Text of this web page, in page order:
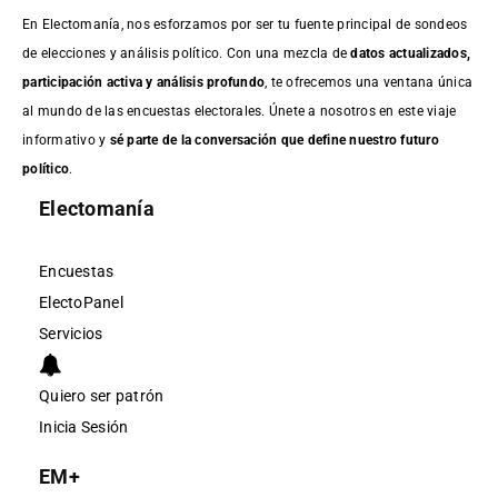
En Electomanía, nos esforzamos por ser tu fuente principal de sondeos
de elecciones y análisis político. Con una mezcla dedatos actualizados,
participación activa y análisis profundo , te ofrecemos una ventana única
al mundo de las encuestas electorales. Únete a nosotros en este viaje
informativo y sé parte de la conversación que define nuestro futuro
político.
Electomanía
Encuestas
ElectoPanel
Servicios
Quiero ser patrón
Inicia Sesión
EM+